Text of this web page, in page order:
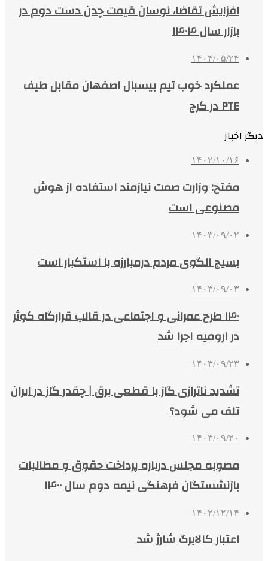
افزایش تقاضا، نوسان قیمت چدن دست دوم در
بازار سال ۱۴۰۴
۱۴۰۴/۰۵/۲۴
عملکرد خوب تیم بیسبال اصفهان مقابل طیف
PTE در کرج
دیگر اخبار
۱۴۰۲/۱۰/۱۶
مفتح: وزارت صمت نیازمند استفاده از هوش
مصنوعی است
۱۴۰۳/۰۹/۰۲
بسیج الگوی مردم درمبارزه با استکبار است
۱۴۰۳/۰۹/۰۳
۱۴۰ طرح عمرانی و اجتماعی در قالب قرارگاه کوثر
در ارومیه اجرا شد
۱۴۰۳/۰۹/۲۳
تشدید ناترازی گاز با قطعی برق | چقدر گاز در ایران
تلف می شود؟
۱۴۰۳/۰۹/۲۰
مصوبه مجلس درباره پرداخت حقوق و مطالبات
بازنشستگان فرهنگی نیمه دوم سال ۱۴۰۰
۱۴۰۲/۱۲/۱۴
اعتبار کالابرگ شارژ شد